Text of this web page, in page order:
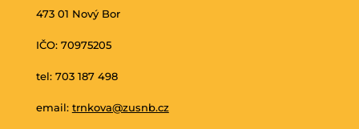
473 01 Nový Bor
IČO: 70975205
tel: 703 187 498
email: trnkova@zusnb.cz